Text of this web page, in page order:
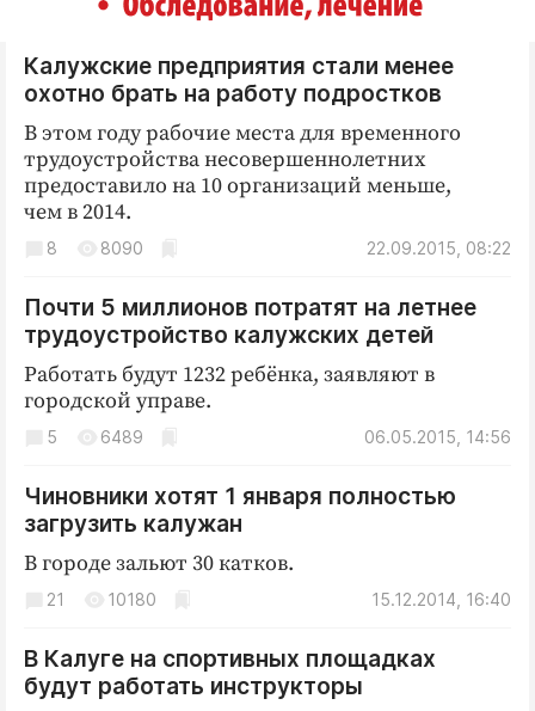
Калужские предприятия стали менее
охотно брать на работу подростков
В этом году рабочие места для временного
трудоустройства несовершеннолетних
предоставило на 10 организаций меньше,
чем в 2014.
22.09.2015, 08:22
8 8090
Почти 5 миллионов потратят на летнее
трудоустройство калужских детей
Работать будут 1232 ребёнка, заявляют в
городской управе.
06.05.2015, 14:56
5 6489
Чиновники хотят 1 января полностью
загрузить калужан
В городе зальют 30 катков.
15.12.2014, 16:40
21 10180
В Калуге на спортивных площадках
будут работать инструкторы